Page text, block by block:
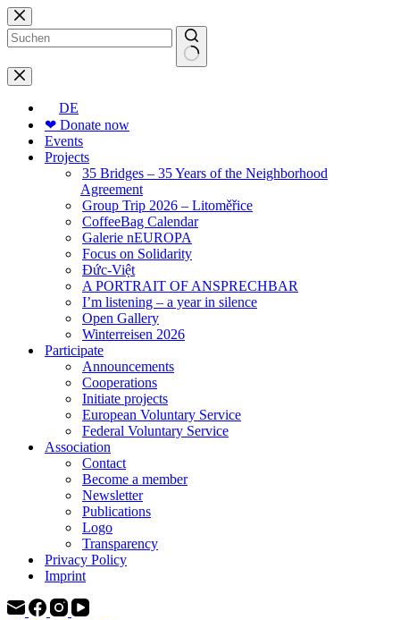
Skip
to
content
No
results
DE
❤ Donate now
Events
Projects
35 Bridges – 35 Years of the Neighborhood
Agreement
Group Trip 2026 – Litoměřice
CoffeeBag Calendar
Galerie nEUROPA
Focus on Solidarity
Đức-Việt
A PORTRAIT OF ANSPRECHBAR
I’m listening – a year in silence
Open Gallery
Winterreisen 2026
Participate
Announcements
Cooperations
Initiate projects
European Voluntary Service
Federal Voluntary Service
Association
Contact
Become a member
Newsletter
Publications
Logo
Transparency
Privacy Policy
Imprint